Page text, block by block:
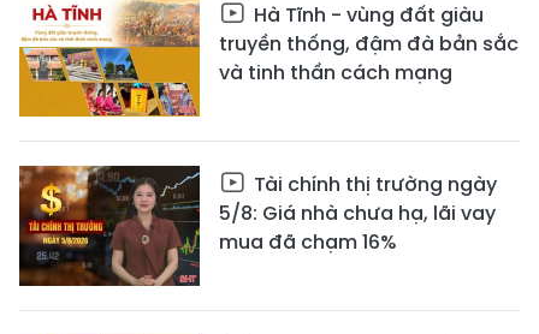
Hà Tĩnh - vùng đất giàu
truyền thống, đậm đà bản sắc
và tinh thần cách mạng
Tài chính thị trường ngày
5/8: Giá nhà chưa hạ, lãi vay
mua đã chạm 16%